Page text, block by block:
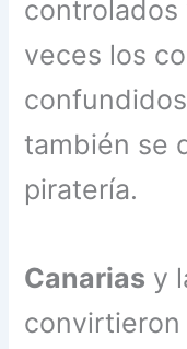
controlados
veces los
también se
piratería.
Canarias y
convirtieron